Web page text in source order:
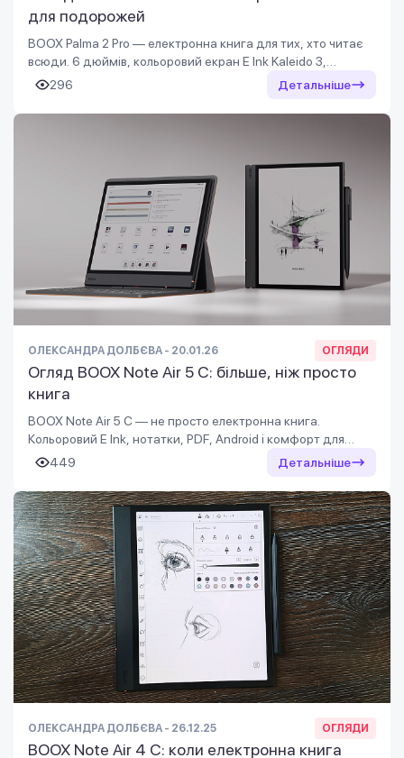
для подорожей
BOOX Palma 2 Pro — електронна книга для тих, хто читає
всюди. 6 дюймів, кольоровий екран E Ink Kaleido 3,
підтримка стилуса, мобільний зв'язок і геолокація.
296 Детальніше
ОЛЕКСАНДРА ДОЛБЄВА - 20.01.26 ОГЛЯДИ
Огляд BOOX Note Air 5 C: більше, ніж просто
книга
BOOX Note Air 5 C — не просто електронна книга.
Кольоровий E Ink, нотатки, PDF, Android і комфорт для
очей. Розбираємо, кому підійде і чи може замінити
449 Детальніше
ОЛЕКСАНДРА ДОЛБЄВА - 26.12.25 ОГЛЯДИ
BOOX Note Air 4 C: коли електронна книга